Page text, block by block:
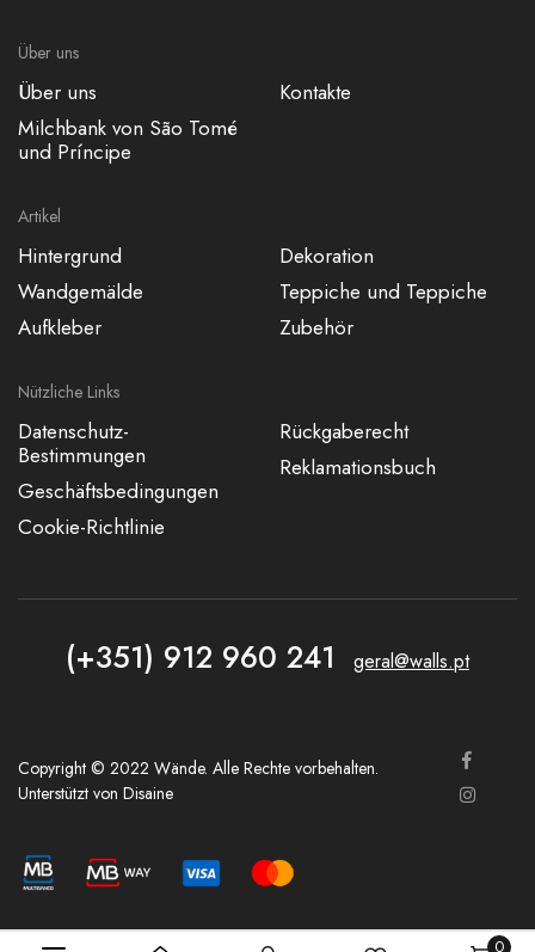
Über uns
Über uns
Milchbank von São Tomé
und Príncipe
Kontakte
Artikel
Hintergrund
Wandgemälde
Aufkleber
Dekoration
Teppiche und Teppiche
Zubehör
Nützliche Links
Datenschutz-
Bestimmungen
Geschäftsbedingungen
Cookie-Richtlinie
Rückgaberecht
Reklamationsbuch
(+351) 912 960 241 geral@walls.pt
Copyright © 2022 Wände. Alle Rechte vorbehalten.
Unterstützt von Disaine
0